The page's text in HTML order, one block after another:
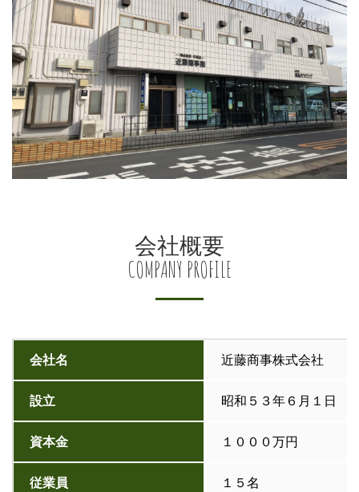
会社概要
COMPANY PROFILE
会社名 近藤商事株式会社
設立 昭和５３年６月１日
資本金 １０００万円
従業員 １５名